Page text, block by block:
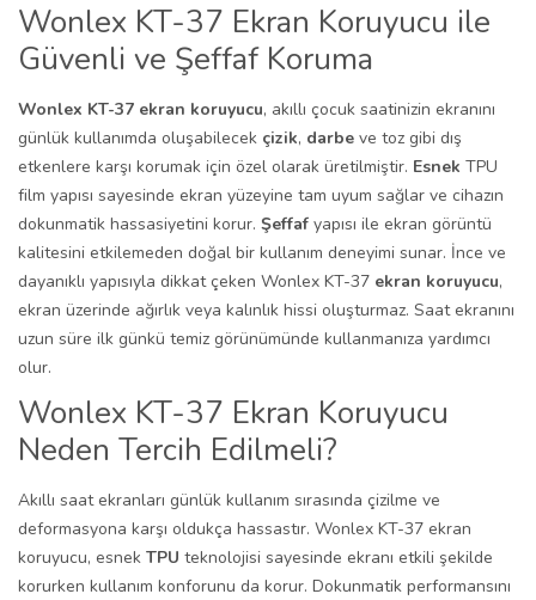
Wonlex KT-37 Ekran Koruyucu ile
Güvenli ve Şeffaf Koruma
Wonlex KT-37 ekran koruyucu, akıllı çocuk saatinizin ekranını
günlük kullanımda oluşabilecek çizik, darbe ve toz gibi dış
etkenlere karşı korumak için özel olarak üretilmiştir. Esnek TPU
film yapısı sayesinde ekran yüzeyine tam uyum sağlar ve cihazın
dokunmatik hassasiyetini korur. Şeffaf yapısı ile ekran görüntü
kalitesini etkilemeden doğal bir kullanım deneyimi sunar. İnce ve
dayanıklı yapısıyla dikkat çeken Wonlex KT-37 ekran koruyucu,
ekran üzerinde ağırlık veya kalınlık hissi oluşturmaz. Saat ekranını
uzun süre ilk günkü temiz görünümünde kullanmanıza yardımcı
olur.
Wonlex KT-37 Ekran Koruyucu
Neden Tercih Edilmeli?
Akıllı saat ekranları günlük kullanım sırasında çizilme ve
deformasyona karşı oldukça hassastır. Wonlex KT-37 ekran
koruyucu, esnek TPU teknolojisi sayesinde ekranı etkili şekilde
korurken kullanım konforunu da korur. Dokunmatik performansını